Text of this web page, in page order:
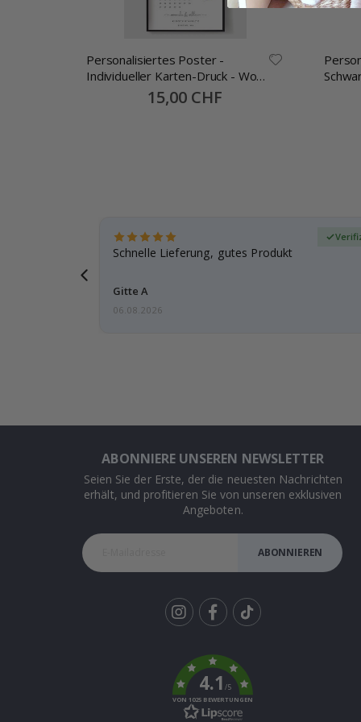
Personalisiertes Poster -
Individueller Karten-Druck - Wo
alles begannSpecial
Price
15,00 CHF
Schnelle Lieferung, gutes Produkt
Gitte A
06.08.2026
ABONNIERE UNSEREN NEWSLETTER
Seien Sie der Erste, der die neuesten Nachrichten
erhält, und profitieren Sie von unseren exklusiven
Angeboten.
ABONNIEREN
k
4.1/5
VON 1025 BEWERTUNGEN